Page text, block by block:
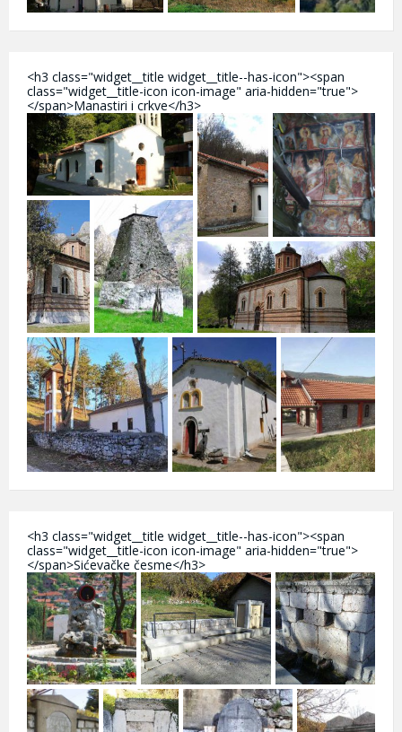
<h3 class="widget__title widget__title--has-icon"><span
class="widget__title-icon icon-image" aria-hidden="true">
</span>Manastiri i crkve</h3>
<h3 class="widget__title widget__title--has-icon"><span
class="widget__title-icon icon-image" aria-hidden="true">
</span>Sićevačke česme</h3>